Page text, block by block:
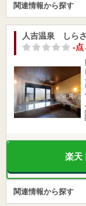
関連情報から探す
人吉温泉 しら
-点
楽天
関連情報から探す